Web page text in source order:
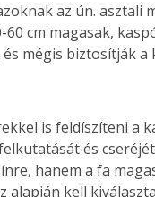
az ún. asztali
cm magasak,
mégis biztosítják
is feldíszíteni a
és
hanem a fa
alapján kell